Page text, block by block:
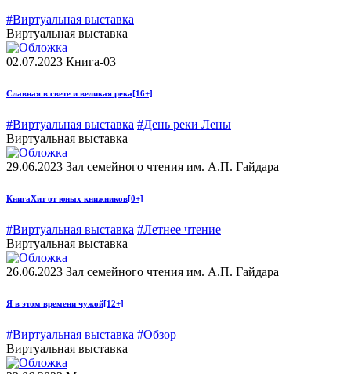
#Виртуальная выставка
Виртуальная выставка
02.07.2023 Книга-03
Славная в свете и великая река[16+]
#Виртуальная выставка #День реки Лены
Виртуальная выставка
29.06.2023 Зал семейного чтения им. А.П. Гайдара
КнигаХит от юных книжников[0+]
#Виртуальная выставка #Летнее чтение
Виртуальная выставка
26.06.2023 Зал семейного чтения им. А.П. Гайдара
Я в этом времени чужой[12+]
#Виртуальная выставка #Обзор
Виртуальная выставка